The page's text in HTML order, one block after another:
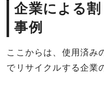
企業による
事例
ここからは、使用済み
でリサイクルする企業